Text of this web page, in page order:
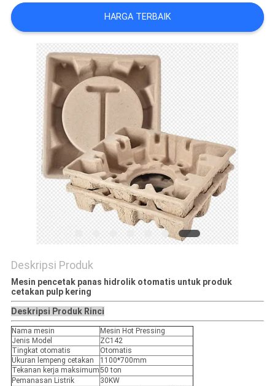
SITEMAP
PRIVACY
POLICY
HARGA TERBAIK
Deskripsi Produk
Mesin pencetak panas hidrolik otomatis untuk produk
cetakan pulp kering
Deskripsi Produk Rinci
Nama mesin
Mesin Hot Pressing
Jenis Model
ZC142
Tingkat otomatis
Otomatis
Ukuran lempeng cetakan
1100*700mm
Tekanan kerja maksimum50 ton
Pemanasan Listrik
30KW